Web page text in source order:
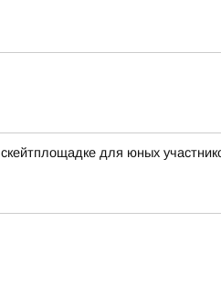
для юных